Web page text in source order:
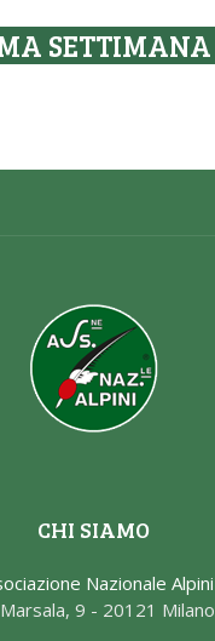
SETTIMANA
CHI SIAMO
Nazionale Alpini
9 - 20121 Milano